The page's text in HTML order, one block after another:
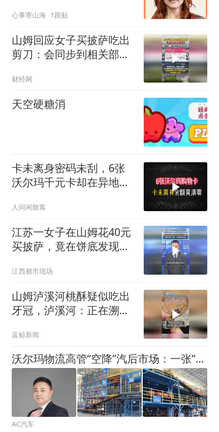
心事寄山海 1跟贴
山姆回应女子买披萨吃出
剪刀：会同步到相关部门
财经网
天空硬糖消
卡未离身密码未刮，6张
沃尔玛千元卡却在异地被
人间闲散客
江苏一女子在山姆花40元
买披萨，竟在饼底发现一
江西都市现场
山姆泸溪河桃酥疑似吃出
牙冠，泸溪河：正在溯源
搜索不到，但门店称仍正
常售卖中
蓝鲸新闻
沃尔玛物流高管“空降”汽后市场：一张“闲置”的全国汽配网，如何抓到三门赚钱的生意？
AC汽车